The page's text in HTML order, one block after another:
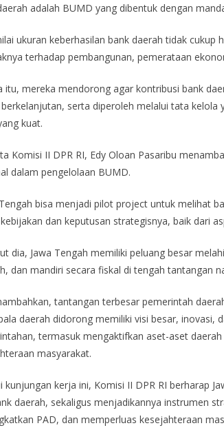
adalah BUMD yang dibentuk dengan
ukuran keberhasilan bank daerah tidak
terhadap pembangunan, pemerataan
itu, mereka mendorong agar kontribusi bank
serta diperoleh melalui tata
kuat.
Komisi II DPR RI, Edy Oloan Pasaribu
dalam pengelolaan BUMD.
Tengah bisa menjadi pilot project untuk melihat
dan keputusan strategisnya, baik dari
dia, Jawa Tengah memiliki peluang besar
dan mandiri secara fiskal di tengah tantangan
tantangan terbesar pemerintah
daerah didorong memiliki visi besar, inovasi,
termasuk mengaktifkan aset-aset
masyarakat.
kunjungan kerja ini, Komisi II DPR RI berharap
daerah, sekaligus menjadikannya instrumen
PAD, dan memperluas kesejahteraan